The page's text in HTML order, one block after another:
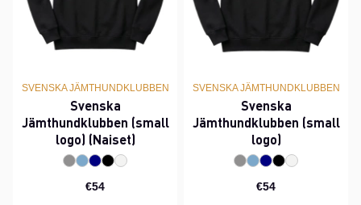
SVENSKA JÄMTHUNDKLUBBEN
Svenska
Jämthundklubben (small
logo) (Naiset)
€54
SVENSKA JÄMTHUNDKLUBBEN
Svenska
Jämthundklubben (small
logo)
€54